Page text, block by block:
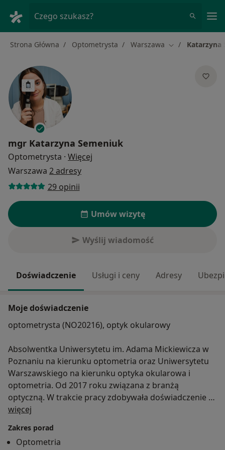
Czego szukasz?
Strona Główna Optometrysta Warszawa Zmień miasto
Katarzyna
mgr Katarzyna Semeniuk
Optometrysta · Więcej
Warszawa 2 adresy
29 opinii
Umów wizytę
Wyślij wiadomość
Doświadczenie Usługi i ceny Adresy
Moje doświadczenie
optometrysta (NO20216), optyk okularowy
Absolwentka Uniwersytetu im. Adama Mickiewicza w
Poznaniu na kierunku optometria oraz Uniwersytetu
Warszawskiego na kierunku optyka okularowa i
optometria. Od 2017 roku związana z branżą
optyczną. W trakcie pracy zdobywała doświadczenie w
zakresie doboru korekcji okularowej oraz
ortokorekcji. Zawodowo interesuje się kontrolą
progresji krótkowzroczności oraz zaburzeniami
więcej
Zakres porad
Optometria